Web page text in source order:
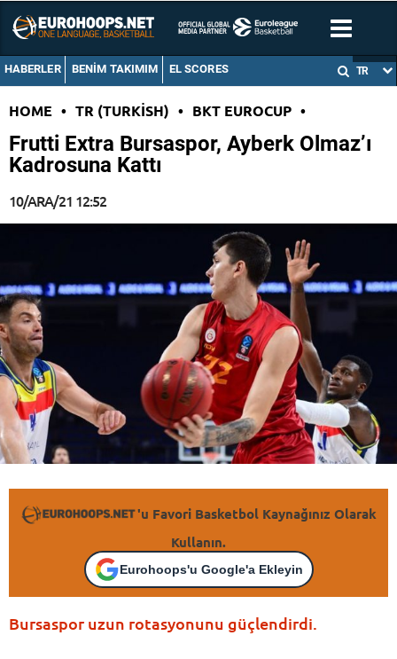
HABERLER BENIM TAKIMIM EL SCORES TR
HOME • TR (TURKISH) • BKT EUROCUP •
Frutti Extra Bursaspor, Ayberk Olmaz’ı
Kadrosuna Kattı
10/ARA/21 12:52
'u Favori Basketbol Kaynağınız Olarak
Kullanın.
Eurohoops'u Google'a Ekleyin
Bursaspor uzun rotasyonunu güçlendirdi.